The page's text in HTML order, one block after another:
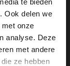
Ook delen we
onze
analyse. Deze
met andere
ze hebben
die een